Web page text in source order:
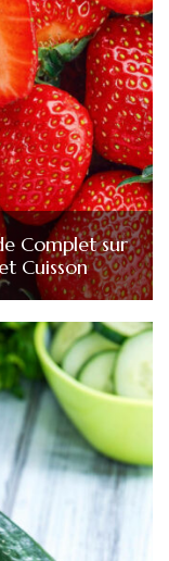
Complet sur
Cuisson